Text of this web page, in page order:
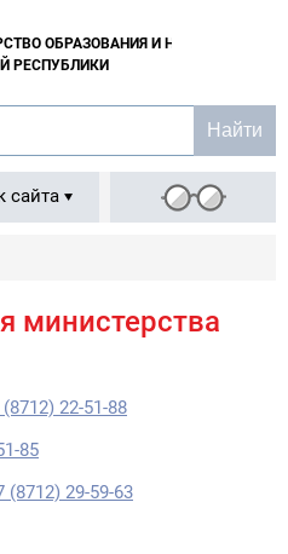
ОБРАЗОВАНИЯ И НАУКИ
РЕСПУБЛИКИ
сайта
министерства
22-51-88
85
(8712) 29-59-63